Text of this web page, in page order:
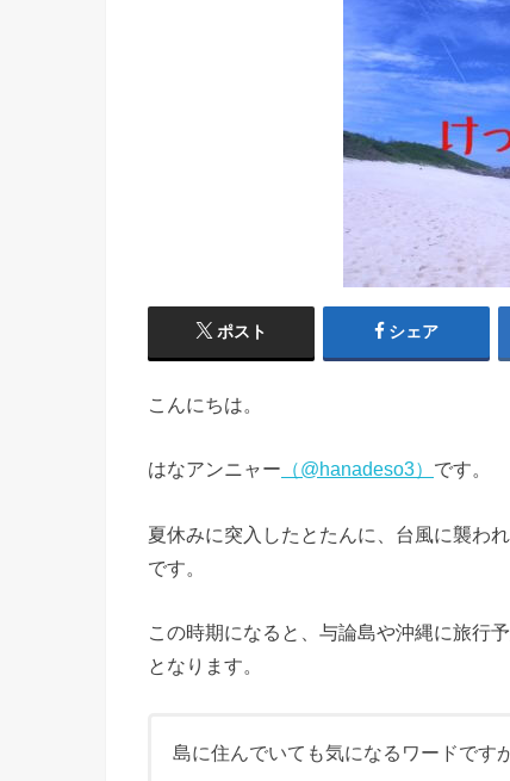
ポスト シェア
こんにちは。
はなアンニャー （@hanadeso3） です。
夏休みに突入したとたんに、台風に襲わ
です。
この時期になると、与論島や沖縄に旅行
となります。
島に住んでいても気になるワードです